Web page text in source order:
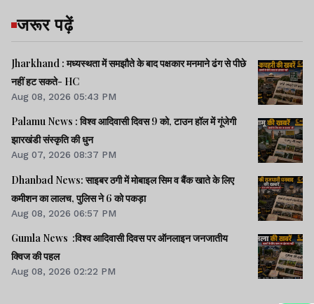
जरूर पढ़ें
Jharkhand : मध्यस्थता में समझौते के बाद पक्षकार मनमाने ढंग से पीछे
नहीं हट सकते- HC
Aug 08, 2026 05:43 PM
Palamu News : विश्व आदिवासी दिवस 9 को, टाउन हॉल में गूंजेगी
झारखंडी संस्कृति की धुन
Aug 07, 2026 08:37 PM
Dhanbad News: साइबर ठगी में मोबाइल सिम व बैंक खाते के लिए
कमीशन का लालच, पुलिस ने 6 को पकड़ा
Aug 08, 2026 06:57 PM
Gumla News :विश्व आदिवासी दिवस पर ऑनलाइन जनजातीय
क्विज की पहल
Aug 08, 2026 02:22 PM